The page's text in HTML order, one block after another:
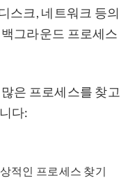
스크, 네트워크 등의
그라운드 프로세스
은 프로세스를 찾고
다:
적인 프로세스 찾기